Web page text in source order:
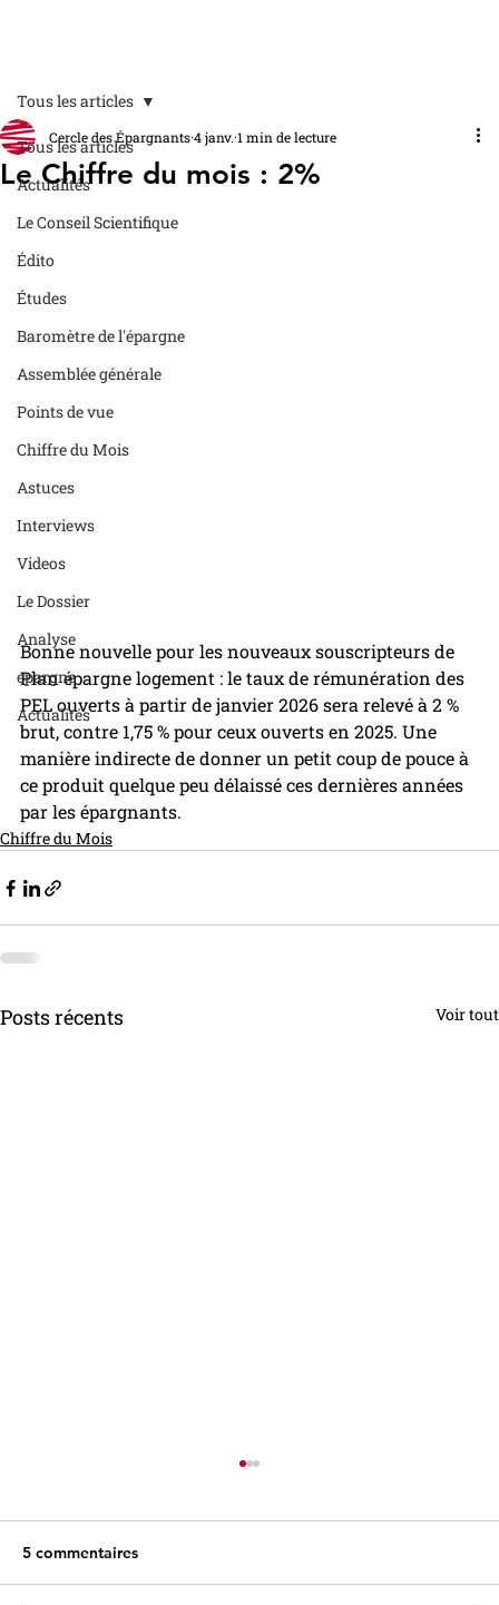
Tous les articles
Actualités
Le Conseil Scientifique
Édito
Études
Baromètre de l'épargne
Assemblée générale
Points de vue
Chiffre du Mois
Astuces
Interviews
Videos
Le Dossier
Analyse
epargne
Actualités
Tous les articles
Le Chiffre du mois : 2%
Cercle des Épargnants4 janv. 1 min de lecture
Bonne nouvelle pour les nouveaux souscripteurs de
Plan épargne logement : le taux de rémunération des
PEL ouverts à partir de janvier 2026 sera relevé à 2 %
brut, contre 1,75 % pour ceux ouverts en 2025. Une
manière indirecte de donner un petit coup de pouce à
ce produit quelque peu délaissé ces dernières années
par les épargnants.
Chiffre du Mois
Posts récents Voir tout
5 commentaires